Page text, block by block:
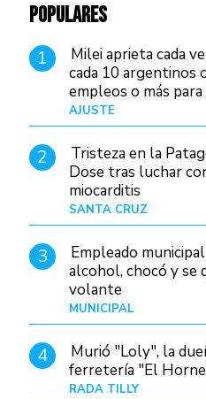
POPULARES
1
Milei aprieta cada
cada 10 argentinos
empleos o más
AJUSTE
2
Tristeza en la
Dose tras luchar
miocarditis
SANTA CRUZ
3
Empleado
alcohol, chocó y se
volante
MUNICIPAL
4
Murió "Loly", la
ferretería "El
RADA TILLY